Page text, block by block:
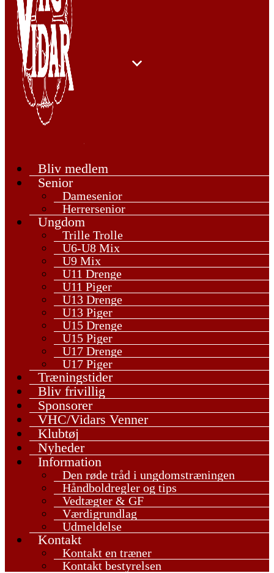
Bliv medlem
Senior
Damesenior
Herrersenior
Ungdom
Trille Trolle
U6-U8 Mix
U9 Mix
U11 Drenge
U11 Piger
U13 Drenge
U13 Piger
U15 Drenge
U15 Piger
U17 Drenge
U17 Piger
Træningstider
Bliv frivillig
Sponsorer
VHC/Vidars Venner
Klubtøj
Nyheder
Information
Den røde tråd i ungdomstræningen
Håndboldregler og tips
Vedtægter & GF
Værdigrundlag
Udmeldelse
Kontakt
Kontakt en træner
Kontakt bestyrelsen